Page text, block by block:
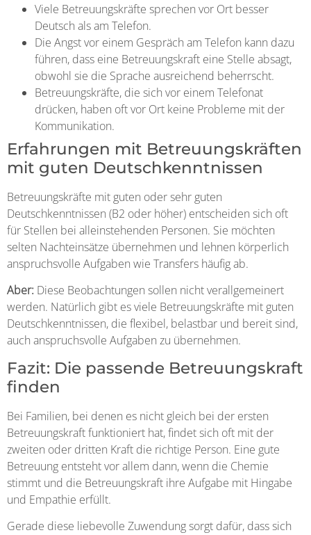
Viele Betreuungskräfte sprechen vor Ort besser
Deutsch als am Telefon.
Die Angst vor einem Gespräch am Telefon kann dazu
führen, dass eine Betreuungskraft eine Stelle absagt,
obwohl sie die Sprache ausreichend beherrscht.
Betreuungskräfte, die sich vor einem Telefonat
drücken, haben oft vor Ort keine Probleme mit der
Kommunikation.
Erfahrungen mit Betreuungskräften
mit guten Deutschkenntnissen
Betreuungskräfte mit guten oder sehr guten
Deutschkenntnissen (B2 oder höher) entscheiden sich oft
für Stellen bei alleinstehenden Personen. Sie möchten
selten Nachteinsätze übernehmen und lehnen körperlich
anspruchsvolle Aufgaben wie Transfers häufig ab.
Aber: Diese Beobachtungen sollen nicht verallgemeinert
werden. Natürlich gibt es viele Betreuungskräfte mit guten
Deutschkenntnissen, die flexibel, belastbar und bereit sind,
auch anspruchsvolle Aufgaben zu übernehmen.
Fazit: Die passende Betreuungskraft
finden
Bei Familien, bei denen es nicht gleich bei der ersten
Betreuungskraft funktioniert hat, findet sich oft mit der
zweiten oder dritten Kraft die richtige Person. Eine gute
Betreuung entsteht vor allem dann, wenn die Chemie
stimmt und die Betreuungskraft ihre Aufgabe mit Hingabe
und Empathie erfüllt.
Gerade diese liebevolle Zuwendung sorgt dafür, dass sich